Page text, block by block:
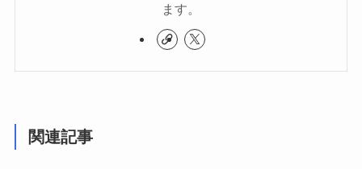
ます。
関連記事